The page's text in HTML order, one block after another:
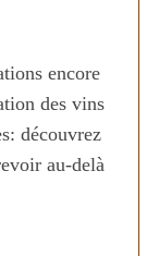
encore
des vins
découvrez
au-delà